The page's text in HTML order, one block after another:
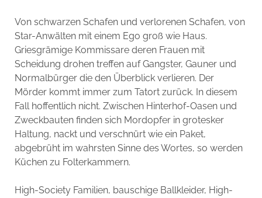
Von schwarzen Schafen und verlorenen Schafen, von
Star-Anwälten mit einem Ego groß wie Haus.
Griesgrämige Kommissare deren Frauen mit
Scheidung drohen treffen auf Gangster, Gauner und
Normalbürger die den Überblick verlieren. Der
Mörder kommt immer zum Tatort zurück. In diesem
Fall hoffentlich nicht. Zwischen Hinterhof-Oasen und
Zweckbauten finden sich Mordopfer in grotesker
Haltung, nackt und verschnürt wie ein Paket,
abgebrüht im wahrsten Sinne des Wortes, so werden
Küchen zu Folterkammern.
High-Society Familien, bauschige Ballkleider, High-